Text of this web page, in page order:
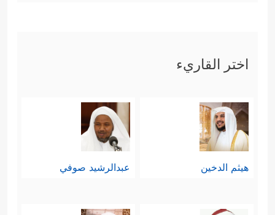
اختر القاريء
هيثم الدخين عبدالرشيد صوفي